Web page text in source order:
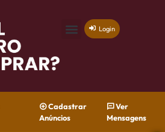
Login
Cadastrar
Anúncios
Ver
Mensagens